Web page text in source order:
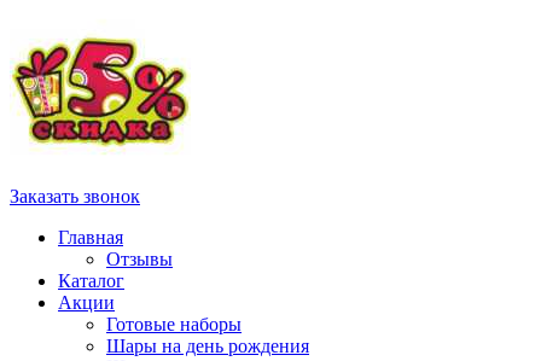
Заказать звонок
Главная
Отзывы
Каталог
Акции
Готовые наборы
Шары на день рождения